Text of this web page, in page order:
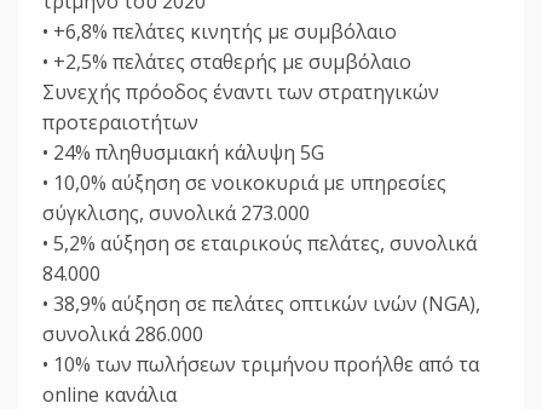
• +6,8% πελάτες κινητής με συμβόλαιο
• +2,5% πελάτες σταθερής με συμβόλαιο
Συνεχής πρόοδος έναντι των στρατηγικών
προτεραιοτήτων
• 24% πληθυσμιακή κάλυψη 5G
• 10,0% αύξηση σε νοικοκυριά με υπηρεσίες
σύγκλισης, συνολικά 273.000
• 5,2% αύξηση σε εταιρικούς πελάτες, συνολικά
84.000
• 38,9% αύξηση σε πελάτες οπτικών ινών (NGA),
συνολικά 286.000
• 10% των πωλήσεων τριμήνου προήλθε από τα
online κανάλια